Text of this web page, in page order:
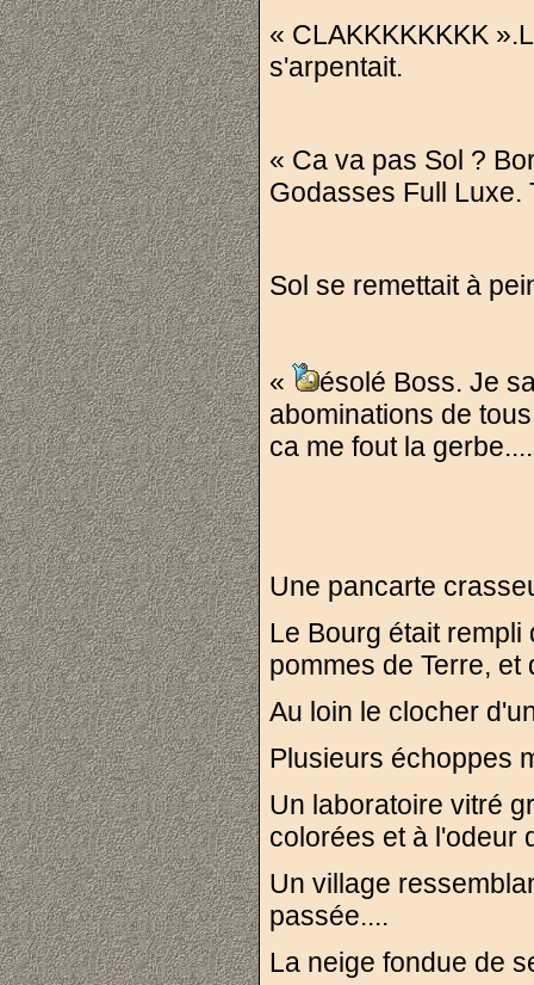
« CLAKKKKKKKK
s'arpentait.
« Ca va pas Sol ?
Godasses Full Luxe.
Sol se remettait à
«
ésolé Boss. Je
abominations de
ca me fout la
Une pancarte
Le Bourg était
pommes de Terre,
Au loin le clocher
Plusieurs échoppes
Un laboratoire vitré
colorées et à l'odeur
Un village
passée....
La neige fondue de